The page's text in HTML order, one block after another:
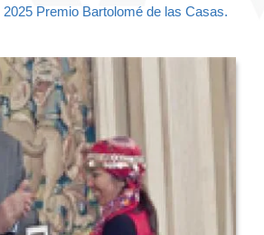
Premio Bartolomé de las Casas.